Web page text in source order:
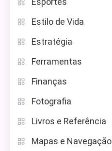
Estilo de Vida
Estratégia
Ferramentas
Finanças
Fotografia
Livros e Referência
Mapas e Navegação